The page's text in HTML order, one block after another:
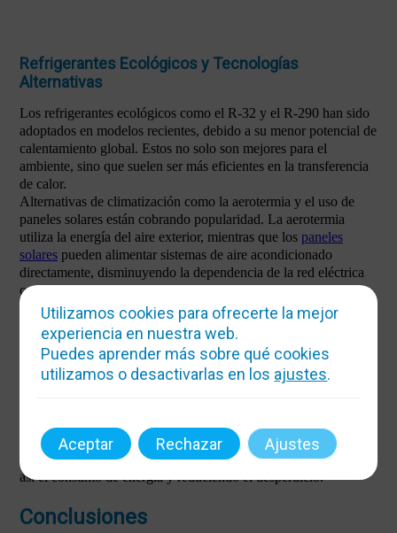
Refrigerantes Ecológicos y Tecnologías
Alternativas
Los refrigerantes ecológicos como el R-32 y el R-290 han sido
adoptados en modelos recientes, debido a su menor potencial de
calentamiento global. Estos no solo son mejores para el
ambiente, sino que suelen ser más eficientes en la transferencia
de calor.
Alternativas de climatización como la aerotermia y el uso de
paneles solares están cobrando popularidad. La aerotermia
utiliza la energía del aire exterior, mientras que los paneles
solares pueden alimentar sistemas de aire acondicionado
directamente, disminuyendo la dependencia de la red eléctrica
convencional.
Climatización Estratégica y Sostenible
Aparte de los sistemas tradicionales, implementar prácticas
sostenibles puede reducir aún más el impacto ambiental. El uso
de ventiladores de techo, la ventilación cruzada y la reducción
Además, considerar la opción de la climatización por zonas
permite enfocar la energía solo en áreas necesarias, optimizando
así el consumo de energía y reduciendo el desperdicio.
Conclusiones
Utilizamos cookies para ofrecerte la mejor
experiencia en nuestra web.
Puedes aprender más sobre qué cookies
utilizamos o desactivarlas en los ajustes.
Aceptar Rechazar Ajustes